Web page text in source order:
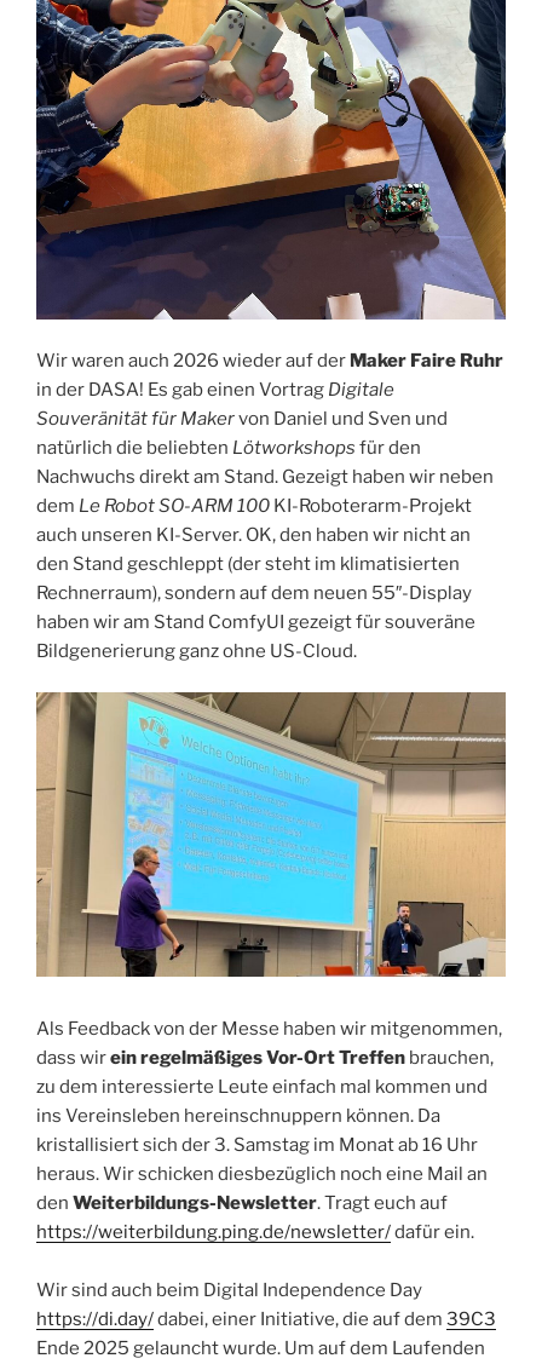
Wir waren auch 2026 wieder auf der Maker Faire Ruhr
in der DASA! Es gab einen Vortrag Digitale
Souveränität für Makervon Daniel und Sven und
natürlich die beliebten Lötworkshops für den
Nachwuchs direkt am Stand. Gezeigt haben wir neben
dem Le Robot SO-ARM 100 KI-Roboterarm-Projekt
auch unseren KI-Server. OK, den haben wir nicht an
den Stand geschleppt (der steht im klimatisierten
Rechnerraum), sondern auf dem neuen 55″-Display
haben wir am Stand ComfyUI gezeigt für souveräne
Bildgenerierung ganz ohne US-Cloud.
Als Feedback von der Messe haben wir mitgenommen,
dass wirein regelmäßiges Vor-Ort Treffen brauchen,
zu dem interessierte Leute einfach mal kommen und
ins Vereinsleben hereinschnuppern können. Da
kristallisiert sich der 3. Samstag im Monat ab 16 Uhr
heraus. Wir schicken diesbezüglich noch eine Mail an
den Weiterbildungs-Newsletter. Tragt euch auf
https://weiterbildung.ping.de/newsletter/dafür ein.
Wir sind auch beim Digital Independence Day
https://di.day/dabei, einer Initiative, die auf dem 39C3
Ende 2025 gelauncht wurde. Um auf dem Laufenden